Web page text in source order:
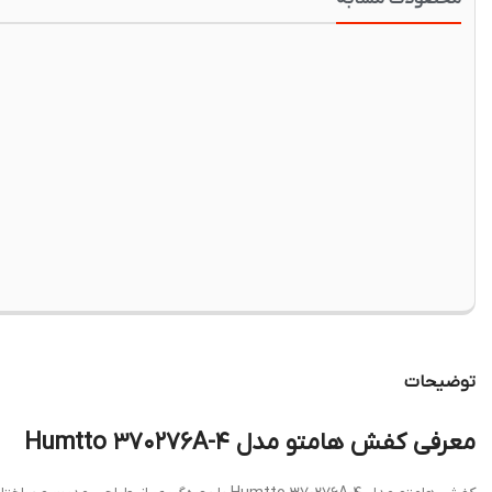
توضیحات
معرفی کفش هامتو مدل Humtto ۳۷۰۲۷۶A-۴